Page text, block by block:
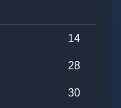
14
28
30